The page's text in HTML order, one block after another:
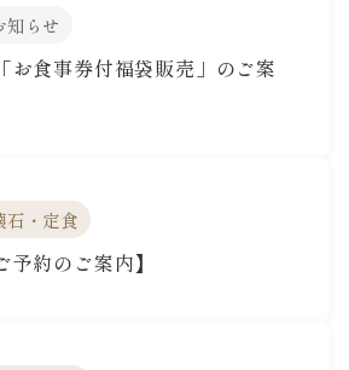
知らせ
お食事券付福袋販売」のご案
石・定食
約のご案内】